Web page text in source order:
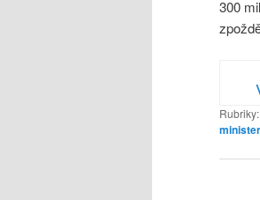
300
Rubriky: